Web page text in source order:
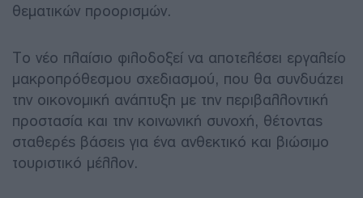
θεματικών προορισμών.
Το νέο πλαίσιο φιλοδοξεί να αποτελέσει εργαλείο
μακροπρόθεσμου σχεδιασμού, που θα συνδυάζει
την οικονομική ανάπτυξη με την περιβαλλοντική
προστασία και την κοινωνική συνοχή, θέτοντας
σταθερές βάσεις για ένα ανθεκτικό και βιώσιμο
τουριστικό μέλλον.